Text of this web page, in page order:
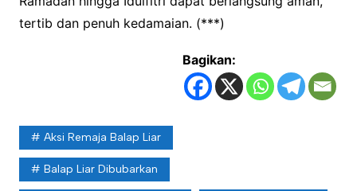
tertib dan penuh kedamaian. (***)
Bagikan:
Aksi Remaja Balap Liar
Balap Liar Dibubarkan